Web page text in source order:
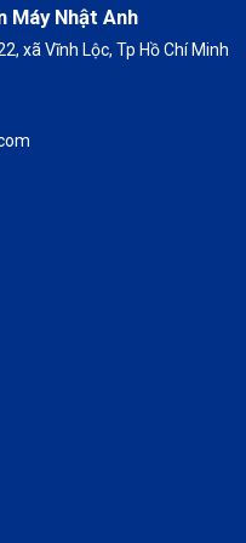
Máy Nhật Anh
xã Vĩnh Lộc, Tp Hồ Chí Minh